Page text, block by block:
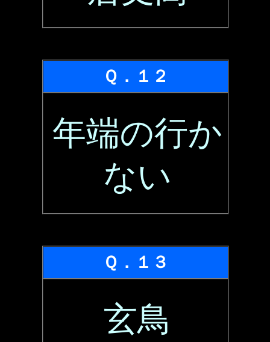
Ｑ．１２
年端の行か
ない
Ｑ．１３
玄鳥